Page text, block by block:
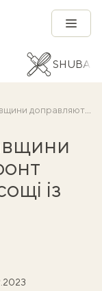
SHUBA
перші страви та ласощі із сухофурктів
із